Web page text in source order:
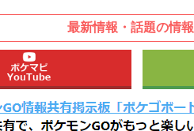
最新情報・話題の情報